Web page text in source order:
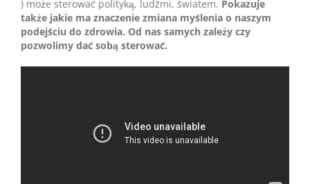
) może sterować polityką, ludźmi, światem. Pokazuje
także jakie ma znaczenie zmiana myślenia o naszym
podejściu do zdrowia. Od nas samych zależy czy
pozwolimy dać sobą sterować.